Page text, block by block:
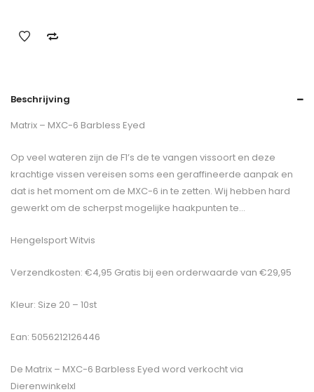
Beschrijving
Matrix – MXC-6 Barbless Eyed
Op veel wateren zijn de F1’s de te vangen vissoort en deze
krachtige vissen vereisen soms een geraffineerde aanpak en
dat is het moment om de MXC-6 in te zetten. Wij hebben hard
gewerkt om de scherpst mogelijke haakpunten te…
Hengelsport Witvis
Verzendkosten: €4,95 Gratis bij een orderwaarde van €29,95
Kleur: Size 20 – 10st
Ean: 5056212126446
De Matrix – MXC-6 Barbless Eyed word verkocht via
Dierenwinkelxl